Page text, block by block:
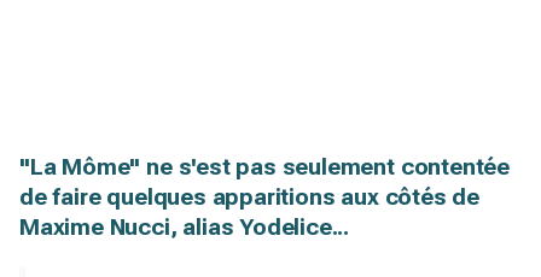
"La Môme" ne s'est pas seulement contentée
de faire quelques apparitions aux côtés de
Maxime Nucci, alias Yodelice...